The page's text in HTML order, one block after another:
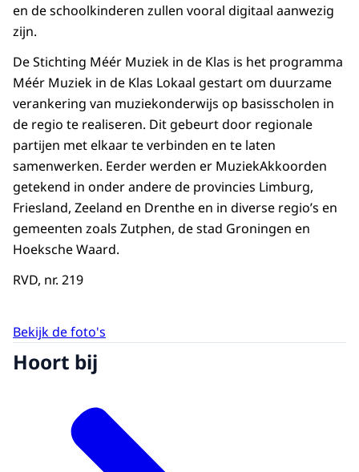
en de schoolkinderen zullen vooral digitaal aanwezig
zijn.
De Stichting Méér Muziek in de Klas is het programma
Méér Muziek in de Klas Lokaal gestart om duurzame
verankering van muziekonderwijs op basisscholen in
de regio te realiseren. Dit gebeurt door regionale
partijen met elkaar te verbinden en te laten
samenwerken. Eerder werden er MuziekAkkoorden
getekend in onder andere de provincies Limburg,
Friesland, Zeeland en Drenthe en in diverse regio’s en
gemeenten zoals Zutphen, de stad Groningen en
Hoeksche Waard.
RVD, nr. 219
Bekijk de foto's
Hoort bij